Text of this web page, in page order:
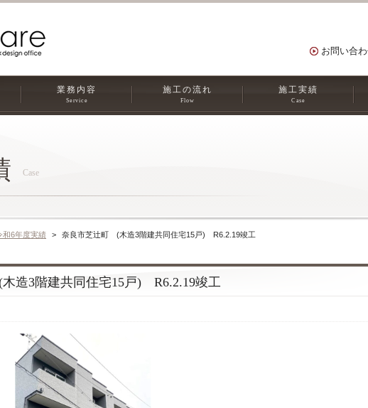
お問い合
業務内容
Service
施工の流れ
Flow
施工実績
Case
Case
和6年度実績 奈良市芝辻町 (木造3階建共同住宅15戸) R6.2.19竣工
造3階建共同住宅15戸) R6.2.19竣工